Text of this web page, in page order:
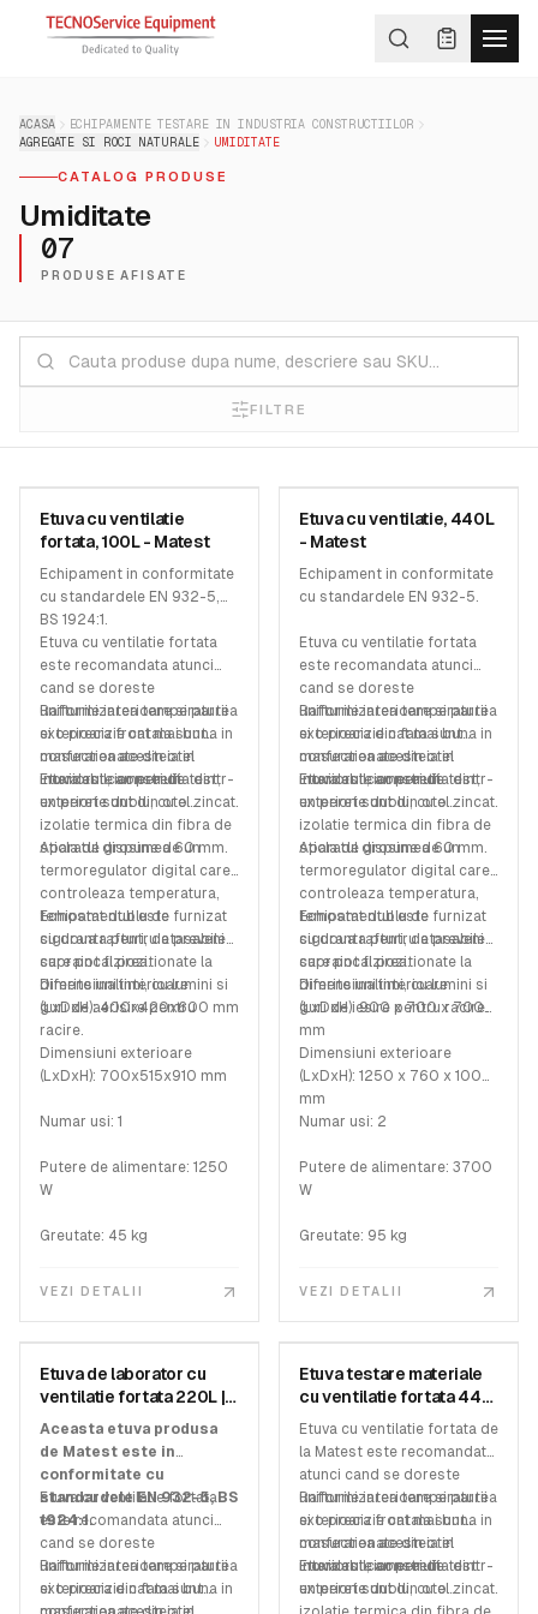
ACASA
ECHIPAMENTE TESTARE IN INDUSTRIA CONSTRUCTIILOR
AGREGATE SI ROCI NATURALE
UMIDITATE
CATALOG PRODUSE
Umiditate
07
PRODUSE AFISATE
FILTRE
SKU:A008-01 KIT
Etuva cu ventilatie
fortata, 100L - Matest
Echipament in conformitate
cu standardele EN 932-5,
BS 1924:1.
Etuva cu ventilatie fortata
este recomandata atunci
cand se doreste
uniformizarea temperaturii
si o precizie cat mai buna in
masurarea acesteia in
interiorul camerei de test;
Rafturile interioare si partea
exterioara frontala sunt
confectionate din otel
inoxidabil, iar peretii
exteriori sunt din otel zincat.
Etuva este construita dintr-
un perete dublu, cu o
izolatie termica din fibra de
sticla de grosimea 60 mm.
Aparatul dispune de un
termoregulator digital care
controleaza temperatura,
temostat dublu de
siguranta pentru a preveni
supraincalzirea.
Echipamentul este furnizat
cu doua rafturi, detasabile
care pot fi pozitionate la
diferite inaltimi, cu lumini si
guri de aerisire pentru
racire.
Dimensiuni interioare
(LxDxH): 400x420x600 mm
Dimensiuni exterioare
(LxDxH): 700x515x910 mm
Numar usi: 1
Putere de alimentare: 1250
W
Greutate: 45 kg
VEZI DETALII
SKU:A008-05 KIT
Etuva cu ventilatie, 440L
- Matest
Echipament in conformitate
cu standardele EN 932-5.
Etuva cu ventilatie fortata
este recomandata atunci
cand se doreste
uniformizarea temperaturii
si o precizie cat mai buna in
masurarea acesteia in
interiorul camerei de test;
Rafturile interioare si partea
exterioara din fata sunt
confectionate din otel
inoxidabil, iar peretii
exteriori sunt din otel zincat.
Etuva este construita dintr-
un perete dublu, cu o
izolatie termica din fibra de
sticla de grosimea 60 mm.
Aparatul dispune de un
termoregulator digital care
controleaza temperatura,
temostat dublu de
siguranta pentru a preveni
supraincalzirea.
Echipamentul este furnizat
cu doua rafturi, detasabile
care pot fi pozitionate la
diferite inaltimi, cu lumini si
guri de iesire pentru racire.
Dimensiuni interioare
(LxDxH): 900 x 700 x 700
mm
Dimensiuni exterioare
(LxDxH): 1250 x 760 x 1000
mm
Numar usi: 2
Putere de alimentare: 3700
W
Greutate: 95 kg
VEZI DETALII
SKU:A008-03 KIT
Etuva de laborator cu
ventilatie fortata 220L |
tecnos.ro
Aceasta etuva produsa
de Matest este in
conformitate cu
standardele EN 932-5, BS
1924:1.
Etuva cu ventilatie fortata
este recomandata atunci
cand se doreste
uniformizarea temperaturii
si o precizie cat mai buna in
Rafturile interioare si partea
exterioara din fata sunt
SKU:A005-08 KIT
Etuva testare materiale
cu ventilatie fortata 440
litri
Etuva cu ventilatie fortata de
la Matest este recomandata
atunci cand se doreste
uniformizarea temperaturii
si o precizie cat mai buna in
masurarea acesteia in
interiorul camerei de test.
Rafturile interioare si partea
exterioara frontala sunt
confectionate din otel
inoxidabil, iar peretii
exteriori sunt din otel zincat.
Etuva este construita dintr-
un perete dublu, cu o